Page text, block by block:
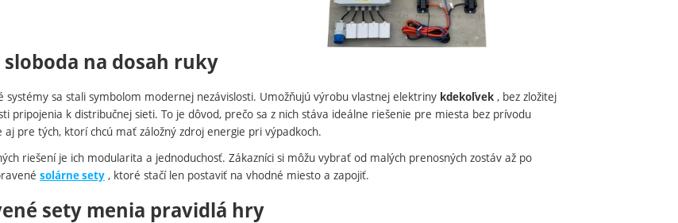
sloboda na dosah ruky
systémy sa stali symbolom modernej nezávislosti. Umožňujú výrobu vlastnej elektriny kdekoľvek , bez zložitej
pripojenia k distribučnej sieti. To je dôvod, prečo sa z nich stáva ideálne riešenie pre miesta bez prívodu
aj pre tých, ktorí chcú mať záložný zdroj energie pri výpadkoch.
riešení je ich modularita a jednoduchosť. Zákazníci si môžu vybrať od malých prenosných zostáv až po
solárne sety , ktoré stačí len postaviť na vhodné miesto a zapojiť.
sety menia pravidlá hry